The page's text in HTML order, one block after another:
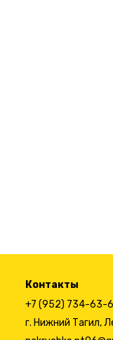
Контакты
+7 (952) 734-63-
г. Нижний Тагил,